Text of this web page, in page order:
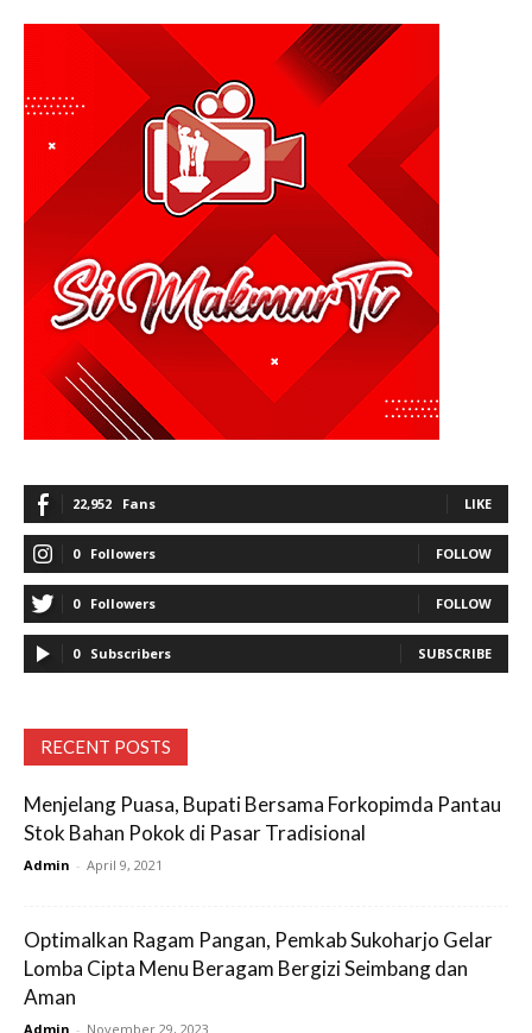
22,952 Fans LIKE
0 Followers FOLLOW
0 Followers FOLLOW
0 Subscribers SUBSCRIBE
RECENT POSTS
Menjelang Puasa, Bupati Bersama Forkopimda Pantau
Stok Bahan Pokok di Pasar Tradisional
Admin - April 9, 2021
Optimalkan Ragam Pangan, Pemkab Sukoharjo Gelar
Lomba Cipta Menu Beragam Bergizi Seimbang dan
Aman
Admin - November 29, 2023